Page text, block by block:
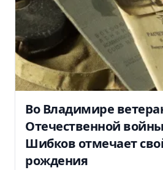
Во Владимире
Отечественной
Шибков отмечает
рождения